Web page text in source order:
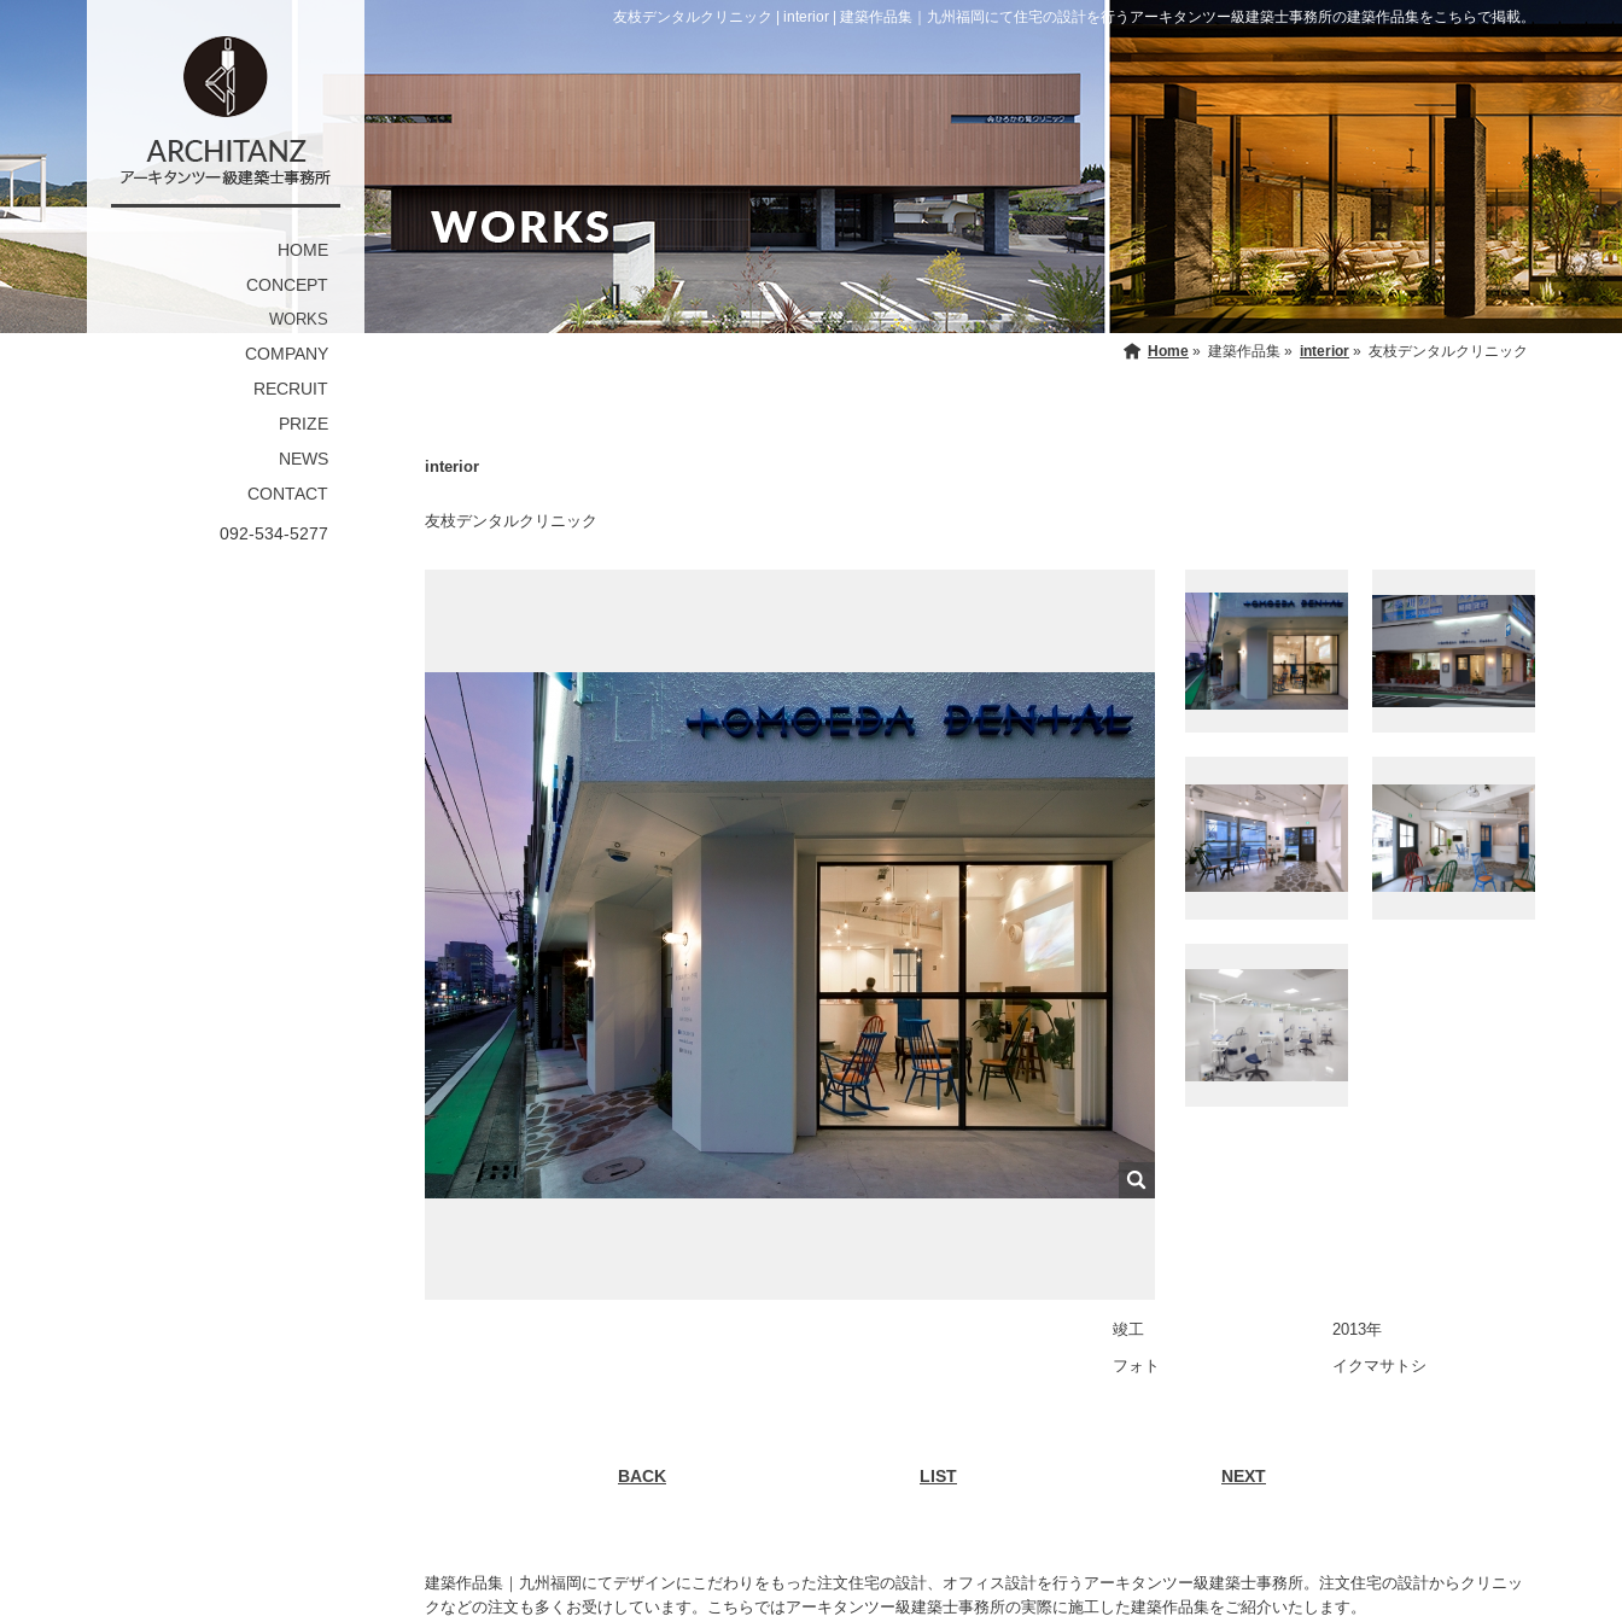
HOME
CONCEPT
WORKS
COMPANY
RECRUIT
PRIZE
NEWS
CONTACT
092-534-5277
友枝デンタルクリニック | interior | 建築作品集｜九州福岡にて住宅の設計を行うアーキタンツー級建築士事務所の建築作品集をこちらで掲載。
友枝デンタルクリニック
interior »
建築作品集 »
Home »
interior
友枝デンタルクリニック
竣工
2013年
フォト
イクマサトシ
BACK LIST NEXT
建築作品集｜九州福岡にてデザインにこだわりをもった注文住宅の設計、オフィス設計を行うアーキタンツー級建築士事務所。注文住宅の設計からクリニッ
クなどの注文も多くお受けしています。こちらではアーキタンツー級建築士事務所の実際に施工した建築作品集をご紹介いたします。